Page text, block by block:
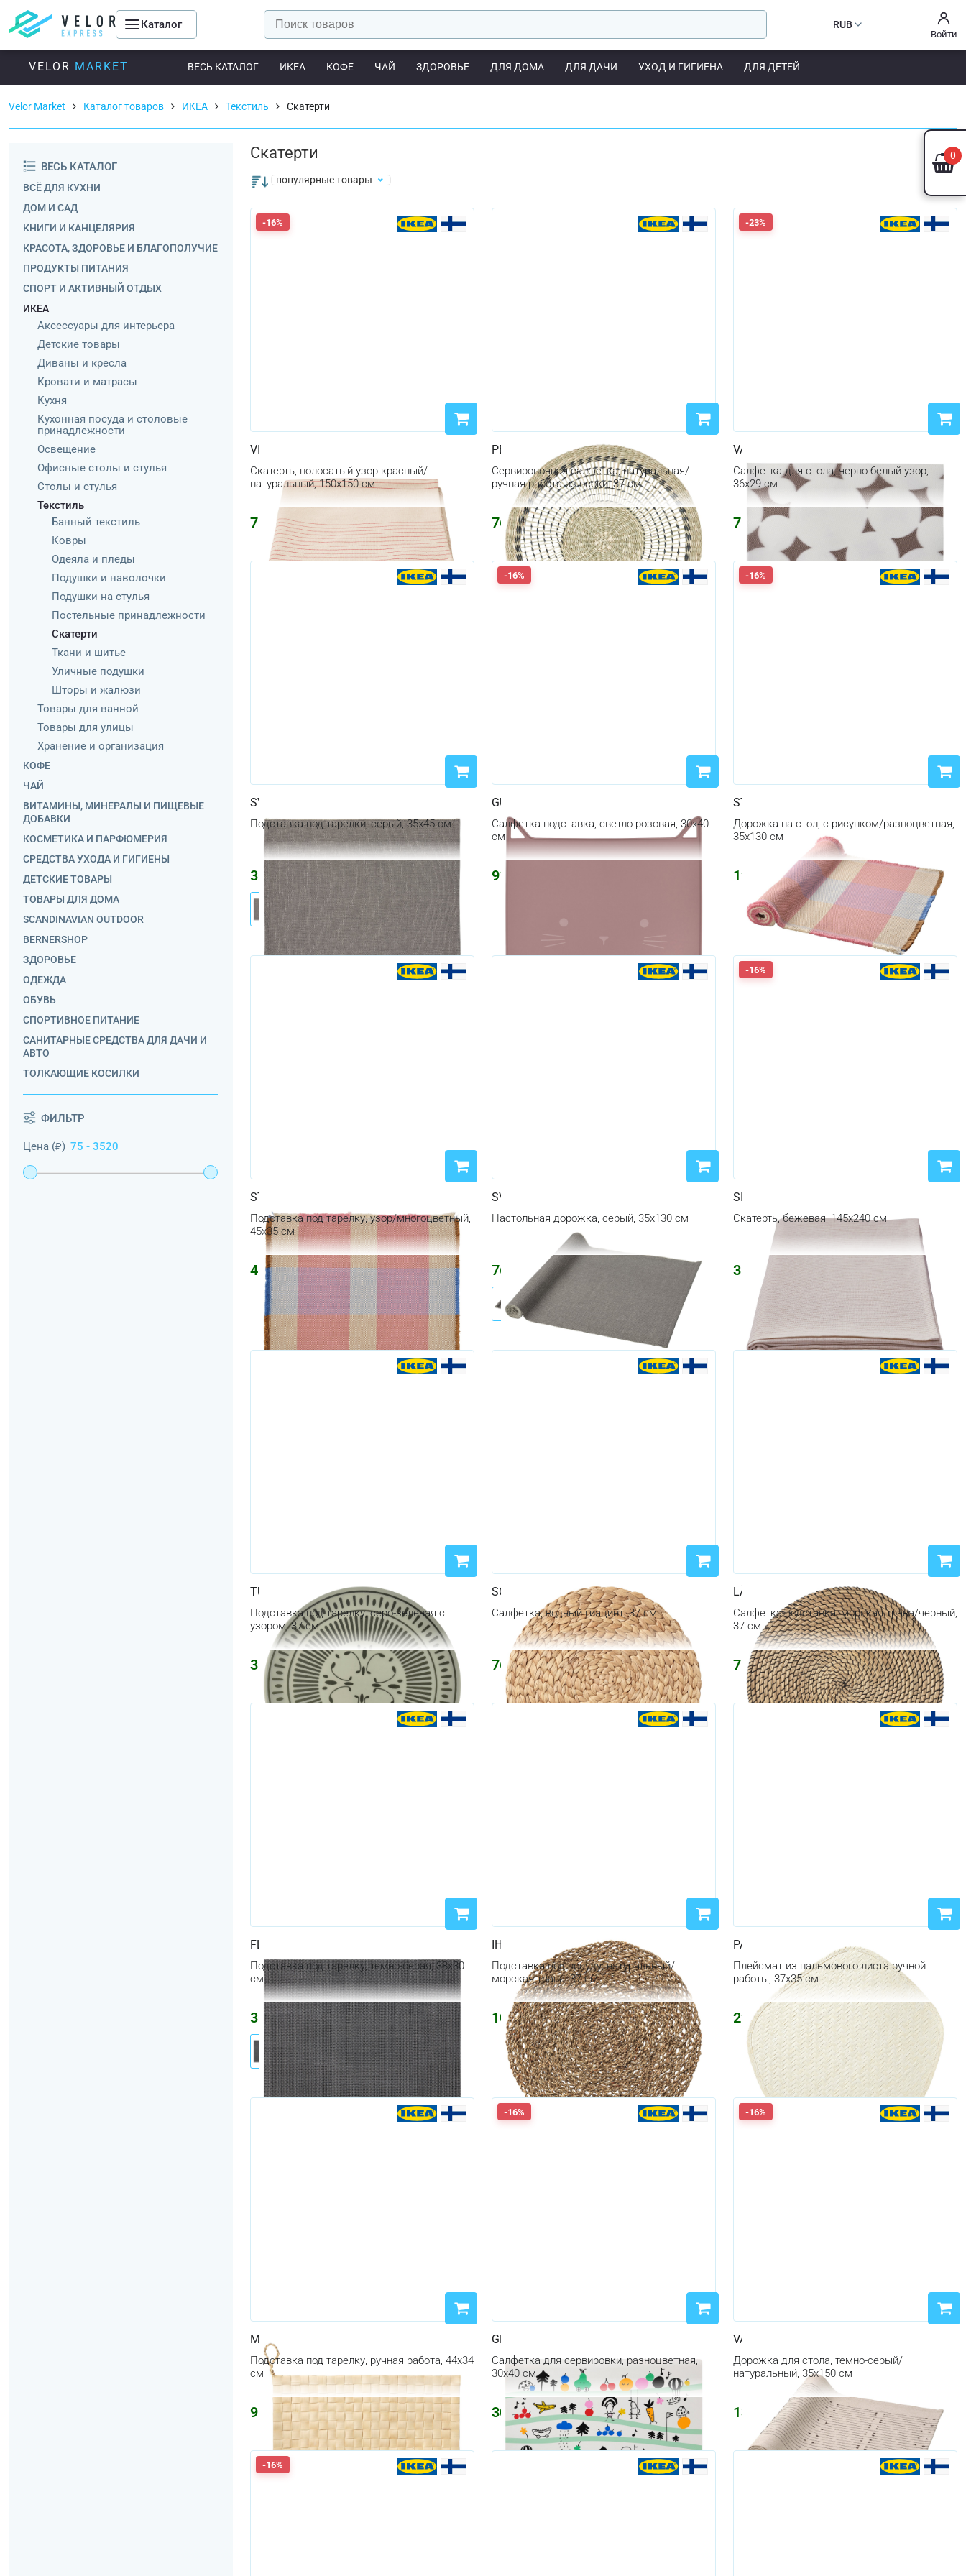
Каталог RUB
Войти
VELOR MARKET ВЕСЬ КАТАЛОГ ИКЕА КОФЕ ЧАЙ ЗДОРОВЬЕ ДЛЯ ДОМА ДЛЯ ДАЧИ УХОД И ГИГИЕНА ДЛЯ ДЕТЕЙ
Velor Market Каталог товаров ИКЕА Текстиль Скатерти
ВЕСЬ КАТАЛОГ
ВСЁ ДЛЯ КУХНИ
ДОМ И САД
КНИГИ И КАНЦЕЛЯРИЯ
КРАСОТА, ЗДОРОВЬЕ И БЛАГОПОЛУЧИЕ
ПРОДУКТЫ ПИТАНИЯ
СПОРТ И АКТИВНЫЙ ОТДЫХ
ИКЕА
Аксессуары для интерьера
Детские товары
Диваны и кресла
Кровати и матрасы
Кухня
Кухонная посуда и столовые
принадлежности
Освещение
Офисные столы и стулья
Столы и стулья
Текстиль
Банный текстиль
Ковры
Одеяла и пледы
Подушки и наволочки
Подушки на стулья
Постельные принадлежности
Скатерти
Ткани и шитье
Уличные подушки
Шторы и жалюзи
Товары для ванной
Товары для улицы
Хранение и организация
КОФЕ
ЧАЙ
ВИТАМИНЫ, МИНЕРАЛЫ И ПИЩЕВЫЕ
ДОБАВКИ
КОСМЕТИКА И ПАРФЮМЕРИЯ
СРЕДСТВА УХОДА И ГИГИЕНЫ
ДЕТСКИЕ ТОВАРЫ
ТОВАРЫ ДЛЯ ДОМА
SCANDINAVIAN OUTDOOR
BERNERSHOP
ЗДОРОВЬЕ
ОДЕЖДА
ОБУВЬ
СПОРТИВНОЕ ПИТАНИЕ
САНИТАРНЫЕ СРЕДСТВА ДЛЯ ДАЧИ И
АВТО
ТОЛКАЮЩИЕ КОСИЛКИ
ФИЛЬТР
Цена (₽)
Скатерти
популярные товары
-16%
VIPPSTARR
Скатерть, полосатый узор красный/
натуральный, 150x150 см
764 ₽912₽
PENNFISK
Сервировочная салфетка, натуральная/
ручная работа из осоки, 37 см
764 ₽
-23%
VÅRKLYNNE
Салфетка для стола, черно-белый узор,
36x29 см
75 ₽98
SVARTSENAP
Подставка под тарелки, серый, 35x45 см
304 ₽
-16%
GULDVÄVARE
Салфетка-подставка, светло-розовая, 30x40
см
917
-16%
STRANDFLOKA
Дорожка на стол, с рисунком/разноцветная,
35x130 см
1223 1460₽
STRANDFLOKA
Подставка под тарелку, узор/многоцветный,
45x35 см
457 ₽
SVARTSENAP
Настольная дорожка, серый, 35x130 см
764
-16%
SILVERARV
Скатерть, бежевая, 145x240 см
3520
TUVIRIS
Подставка под тарелку, серо-зеленая с
узором, 37 см
304 ₽
SOARÉ
Салфетка, водный гиацинт, 37 см
764 ₽
LÄTTAD
Салфетка-подставка, морская трава/черный,
37 см
764 ₽
FLYGFISK
Подставка под тарелку, темно-серая, 38x30
см
304 ₽
IHÅLLIG
Подставка под посуду, натуральный/
морская трава, 37 см
1070 ₽
PADDFISK
Плейсмат из пальмового листа ручной
работы, 37x35 см
228 ₽
MÄVINN
Подставка под тарелку, ручная работа, 44x34
см
917 ₽
-16%
GRÖNFINK
Салфетка для сервировки, разноцветная,
30x40 см
304 ₽364₽
-16%
VÅRARV
Дорожка для стола, темно-серый/
натуральный, 35x150 см
1376 ₽1643₽
-16%
0